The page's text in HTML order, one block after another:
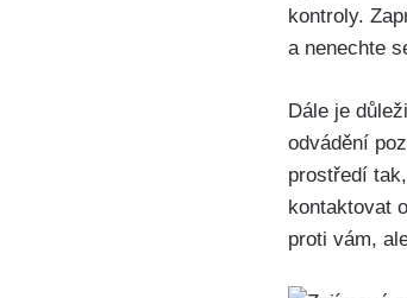
kontroly.
a nenechte
Dále je
odvádění
prostředí
kontaktovat
proti vám,